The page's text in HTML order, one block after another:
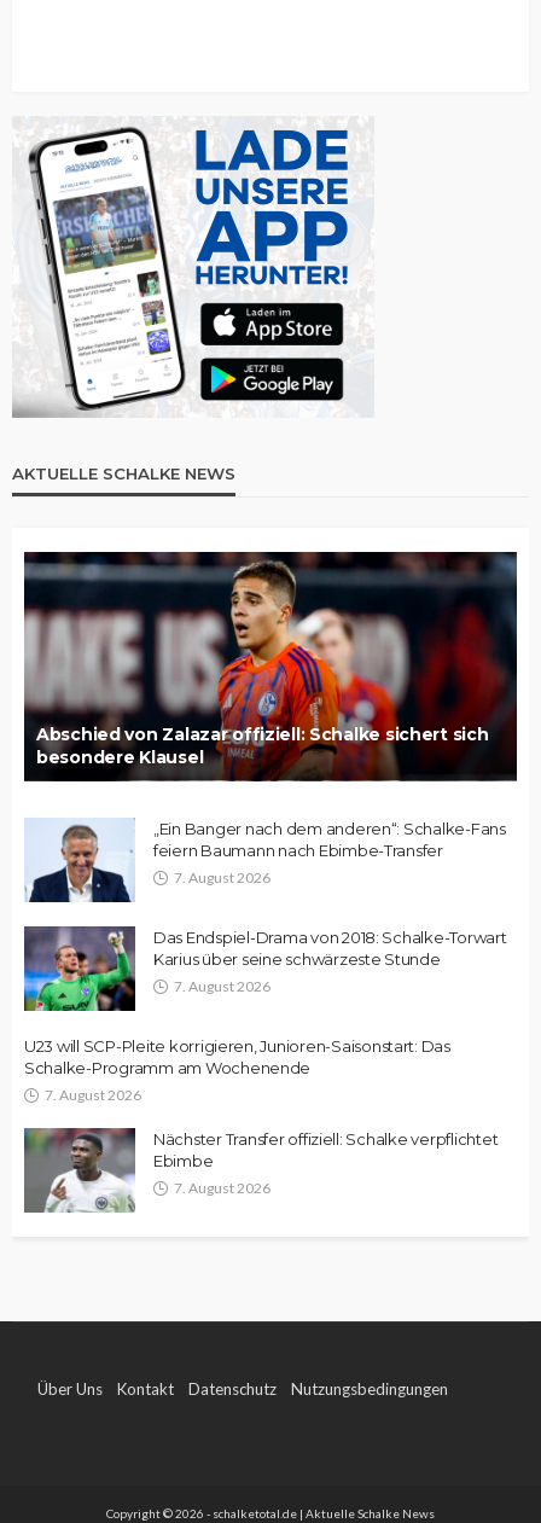
AKTUELLE SCHALKE NEWS
Abschied von Zalazar offiziell: Schalke sichert sich
besondere Klausel
„Ein Banger nach dem anderen“: Schalke-Fans
feiern Baumann nach Ebimbe-Transfer
7. August 2026
Das Endspiel-Drama von 2018: Schalke-Torwart
Karius über seine schwärzeste Stunde
7. August 2026
U23 will SCP-Pleite korrigieren, Junioren-Saisonstart: Das
Schalke-Programm am Wochenende
7. August 2026
Nächster Transfer offiziell: Schalke verpflichtet
Ebimbe
7. August 2026
Über Uns Kontakt Datenschutz Nutzungsbedingungen
Copyright © 2026 - schalketotal.de | Aktuelle Schalke News